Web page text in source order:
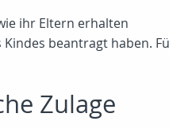
ihr Eltern erhalten
beantragt haben.
Zulage